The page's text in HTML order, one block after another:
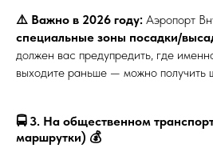
⚠️ Важно в 2026 году: Аэропорт
специальные зоны посадки/
должен вас предупредить, где
выходите раньше — можно получить
🚍 3. На общественном
маршрутки) 💰